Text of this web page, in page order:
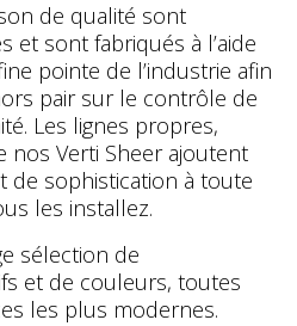
de qualité sont
et sont fabriqués à l’aide
pointe de l’industrie afin
pair sur le contrôle de
Les lignes propres,
nos Verti Sheer ajoutent
de sophistication à toute
les installez.
sélection de
et de couleurs, toutes
les plus modernes.